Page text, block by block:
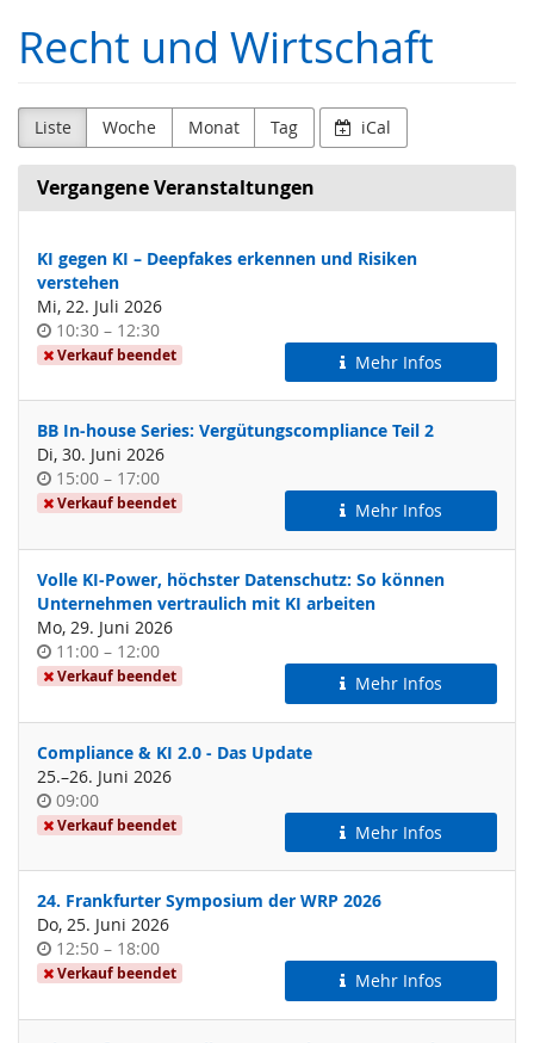
Haupt-
Inhalt
Recht und Wirtschaft
Liste Woche Monat Tag iCal
Vergangene Veranstaltungen
KI gegen KI – Deepfakes erkennen und Risiken
verstehen
Mi, 22. Juli 2026
Uhrzeit
10:30 –bis
12:30
Verkauf beendet Mehr Infos
BB In-house Series: Vergütungscompliance Teil 2
Di, 30. Juni 2026
Uhrzeit
15:00 –bis
17:00
Verkauf beendet Mehr Infos
Volle KI-Power, höchster Datenschutz: So können
Unternehmen vertraulich mit KI arbeiten
Mo, 29. Juni 2026
Uhrzeit
11:00 –bis
12:00
Verkauf beendet Mehr Infos
Compliance & KI 2.0 - Das Update
25.–bis
26. Juni 2026
Uhrzeit
09:00
Verkauf beendet Mehr Infos
24. Frankfurter Symposium der WRP 2026
Do, 25. Juni 2026
Uhrzeit
12:50 –bis
18:00
Verkauf beendet Mehr Infos